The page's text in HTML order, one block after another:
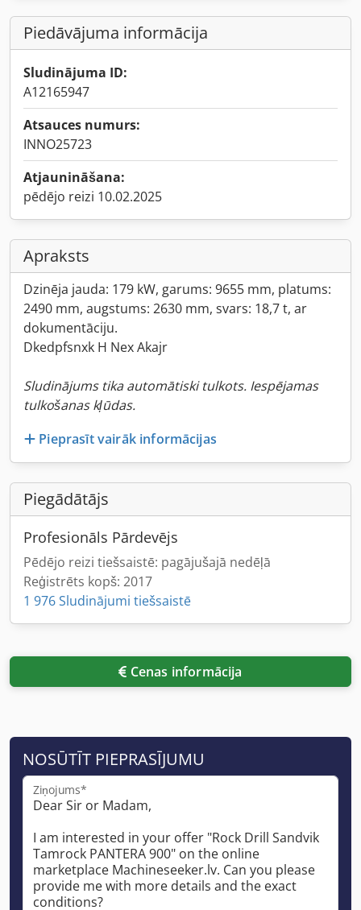
Piedāvājuma informācija
Sludinājuma ID:
A12165947
Atsauces numurs:
INNO25723
Atjaunināšana:
pēdējo reizi 10.02.2025
Apraksts
Dzinēja jauda: 179 kW, garums: 9655 mm, platums:
2490 mm, augstums: 2630 mm, svars: 18,7 t, ar
dokumentāciju.
Dkedpfsnxk H Nex Akajr
Sludinājums tika automātiski tulkots. Iespējamas
tulkošanas kļūdas.
Pieprasīt vairāk informācijas
Piegādātājs
Profesionāls Pārdevējs
Pēdējo reizi tiešsaistē: pagājušajā nedēļā
Reģistrēts kopš: 2017
1 976 Sludinājumi tiešsaistē
Cenas informācija
NOSŪTĪT PIEPRASĪJUMU
Ziņojums*